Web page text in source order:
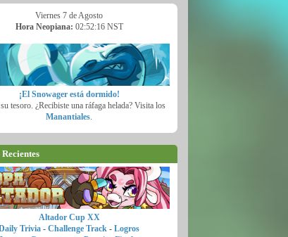
Viernes 7 de Agosto
Hora Neopiana: 02:52:18 NST
¡El Snowager está dormido!
tesoro. ¿Recibiste una ráfaga helada? Visita los
Manantiales.
Altador Cup XX
Trivia -Challenge Track -Logros